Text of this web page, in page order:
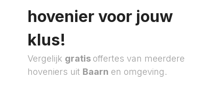
hovenier voor jouw
klus!
Vergelijk gratis offertes van meerdere
hoveniers uit Baarn en omgeving.